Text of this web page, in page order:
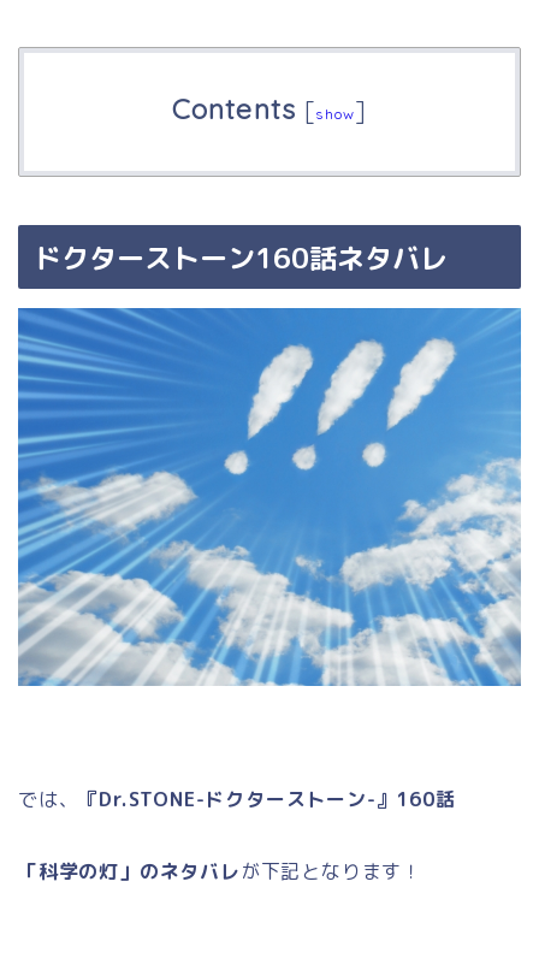
Contents [show]
ドクターストーン160話ネタバレ
では、 『Dr.STONE-ドクターストーン-』160話
「科学の灯」のネタバレが下記となります！